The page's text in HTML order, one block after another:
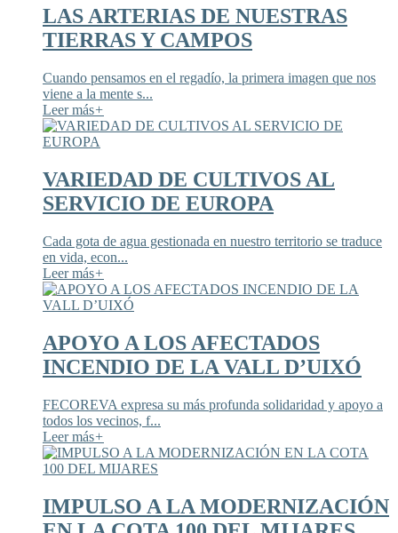
LAS ARTERIAS DE NUESTRAS
TIERRAS Y CAMPOS
Cuando pensamos en el regadío, la primera imagen que nos
viene a la mente s...
Leer más+
VARIEDAD DE CULTIVOS AL
SERVICIO DE EUROPA
Cada gota de agua gestionada en nuestro territorio se traduce
en vida, econ...
Leer más+
APOYO A LOS AFECTADOS
INCENDIO DE LA VALL D’UIXÓ
FECOREVA expresa su más profunda solidaridad y apoyo a
todos los vecinos, f...
Leer más+
IMPULSO A LA MODERNIZACIÓN